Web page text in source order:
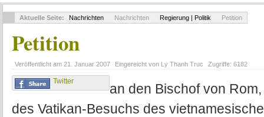
Aktuelle Seite: Nachrichten Nachrichten Regierung | Politik Petition
Petition
Veröffentlicht am 21. Januar 2007 Eingereicht von Ly Thanh Truc Zugriffe: 6182
Twitter
an den Bischof von
des Vatikan-Besuchs des